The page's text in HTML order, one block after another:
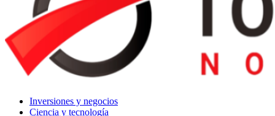
Inversiones y negocios
Ciencia y tecnología